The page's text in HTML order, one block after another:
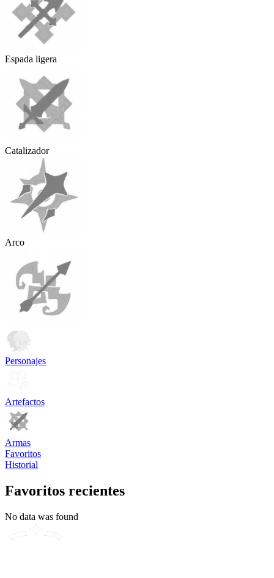
Espada ligera
Catalizador
Arco
Personajes
Artefactos
Armas
Favoritos
Historial
Favoritos recientes
No data was found